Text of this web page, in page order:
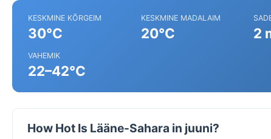
KESKMINE KÕRGEIM
30°C
KESKMINE MADALAIM
20°C 2
VAHEMIK
22–42°C
How Hot Is Lääne-Sahara in juuni?